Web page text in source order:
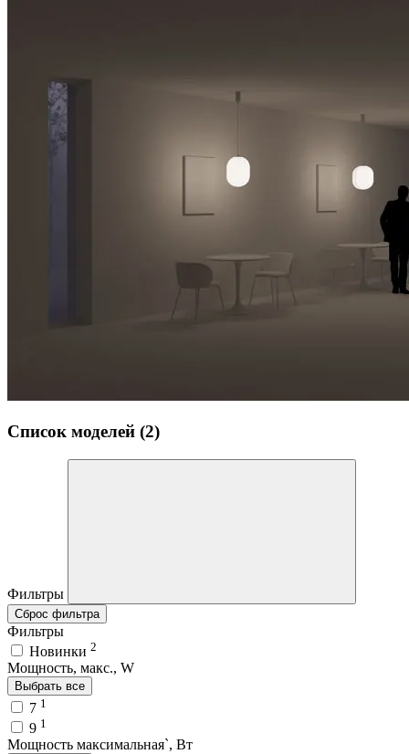
Список моделей (2)
Фильтры
Сброс фильтра
Фильтры
Новинки 2
Мощность, макс., W
Выбрать все
7 1
9 1
Мощность максимальная`, Вт